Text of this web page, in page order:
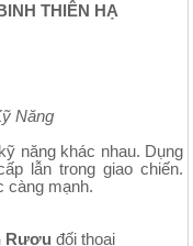
THIÊN HẠ
Năng
năng khác nhau. Dụng
lẫn trong giao chiến.
càng mạnh.
Rượu đối thoại